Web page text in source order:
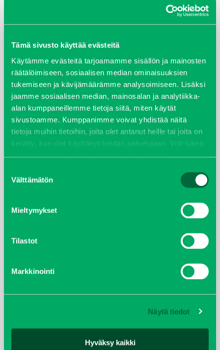
Tämä sivusto käyttää evästeitä
Käytämme evästeitä tarjoamamme sisällön ja mainosten
räätälöimiseen, sosiaalisen median ominaisuuksien
tukemiseen ja kävijämäärämme analysoimiseen. Lisäksi
jaamme sosiaalisen median, mainosalan ja analytiikka-
alan kumppaneillemme tietoja siitä, miten käytät
sivustoamme. Kumppanimme voivat yhdistää näitä
tietoja muihin tietoihin, joita olet antanut heille tai joita on
kerätty, kun olet käyttänyt heidän palvelujaan. Voit lukea
lisää evästeistä sekä muuttaa hyväksyntääsievästeet
valinta
Välttämätön
Mieltymykset
Tilastot
Markkinointi
Näytä tiedot
Hyväksy kaikki
syyskuu 2023
joulukuu 2022
huhtikuu 2022
helmikuu 2022
joulukuu 2021
lokakuu 2021
kesäkuu 2021
helmikuu 2019